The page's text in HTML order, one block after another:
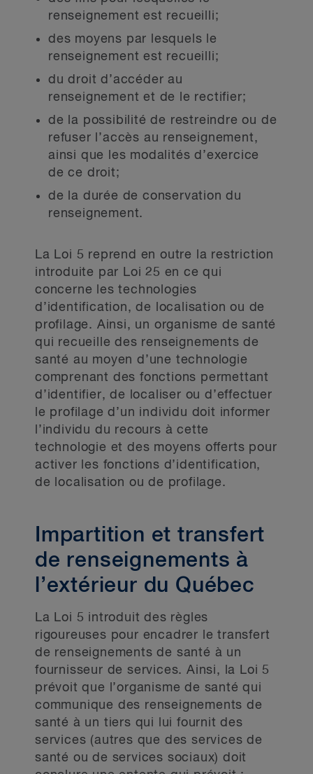
renseignement est recueilli;
des moyens par lesquels le
renseignement est recueilli;
du droit d’accéder au
renseignement et de le rectifier;
de la possibilité de restreindre ou de
refuser l’accès au renseignement,
ainsi que les modalités d’exercice
de ce droit;
de la durée de conservation du
renseignement.
La Loi 5 reprend en outre la restriction
introduite par Loi 25 en ce qui
concerne les technologies
d’identification, de localisation ou de
profilage. Ainsi, un organisme de santé
qui recueille des renseignements de
santé au moyen d’une technologie
comprenant des fonctions permettant
d’identifier, de localiser ou d’effectuer
le profilage d’un individu doit informer
l’individu du recours à cette
technologie et des moyens offerts pour
activer les fonctions d’identification,
de localisation ou de profilage.
Impartition et transfert
de renseignements à
l’extérieur du Québec
La Loi 5 introduit des règles
rigoureuses pour encadrer le transfert
de renseignements de santé à un
fournisseur de services. Ainsi, la Loi 5
prévoit que l’organisme de santé qui
communique des renseignements de
santé à un tiers qui lui fournit des
services (autres que des services de
santé ou de services sociaux) doit